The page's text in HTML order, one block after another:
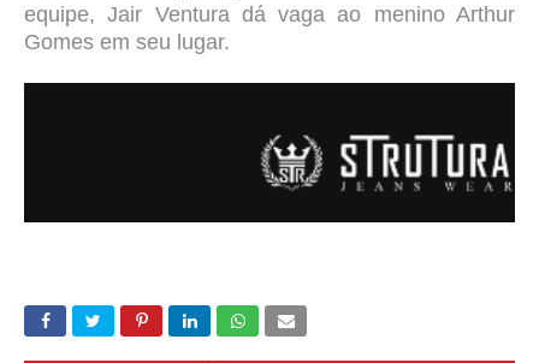
equipe, Jair Ventura dá vaga ao menino Arthur
Gomes em seu lugar.